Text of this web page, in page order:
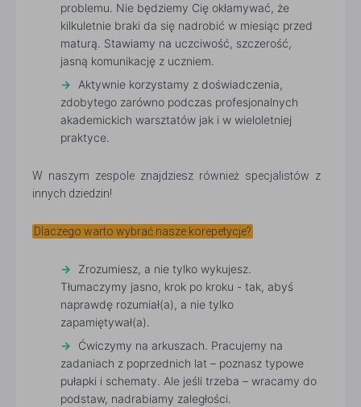
problemu. Nie będziemy Cię okłamywać, że
kilkuletnie braki da się nadrobić w miesiąc przed
maturą. Stawiamy na uczciwość, szczerość,
jasną komunikację z uczniem.
Aktywnie korzystamy z doświadczenia,
zdobytego zarówno podczas profesjonalnych
akademickich warsztatów jak i w wieloletniej
praktyce.
W naszym zespole znajdziesz również specjalistów z
innych dziedzin!
Dlaczego warto wybrać nasze korepetycje?
Zrozumiesz, a nie tylko wykujesz.
Tłumaczymy jasno, krok po kroku - tak, abyś
naprawdę rozumiał(a), a nie tylko
zapamiętywał(a).
Ćwiczymy na arkuszach. Pracujemy na
zadaniach z poprzednich lat – poznasz typowe
pułapki i schematy. Ale jeśli trzeba – wracamy do
podstaw, nadrabiamy zaległości.